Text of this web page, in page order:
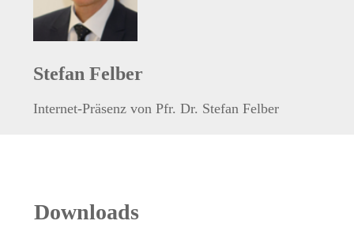
Stefan Felber
Internet-Präsenz von Pfr. Dr. Stefan Felber
Downloads